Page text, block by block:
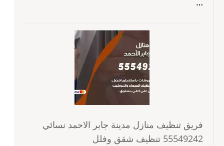
فريق تنظيف منازل مدينة جابر الاحمد نسائي
55549242 تنظيف شقق وفلل